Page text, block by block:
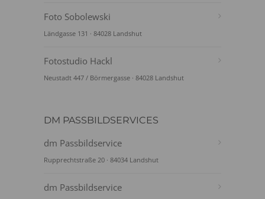
Foto Sobolewski
Ländgasse 131 · 84028 Landshut
Fotostudio Hackl
Neustadt 447 / Börmergasse · 84028 Landshut
DM PASSBILDSERVICES
dm Passbildservice
Rupprechtstraße 20 · 84034 Landshut
dm Passbildservice